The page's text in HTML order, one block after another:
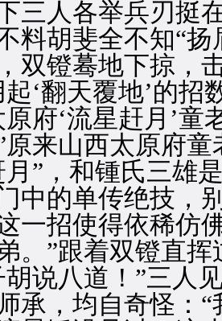
三人各举兵刃挺
料胡斐全不知“
双镫蓦地下掠，
‘翻天覆地’的
府‘流星赶月’
原来山西太原府
月”，和锺氏三雄
中的单传绝技，
一招使得依稀仿
。”跟着双镫直
胡说八道！”三人
承，均自奇怪：